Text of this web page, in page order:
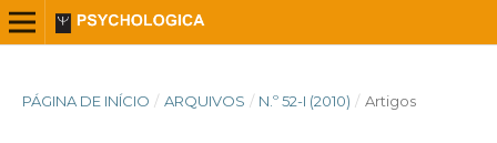
PÁGINA DE INÍCIO / ARQUIVOS / N.º 52-I (2010) / Artigos